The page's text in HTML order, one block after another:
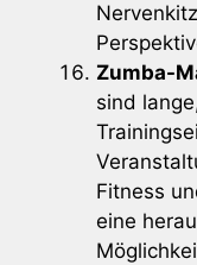
Zumba-
sind
Fitness
eine